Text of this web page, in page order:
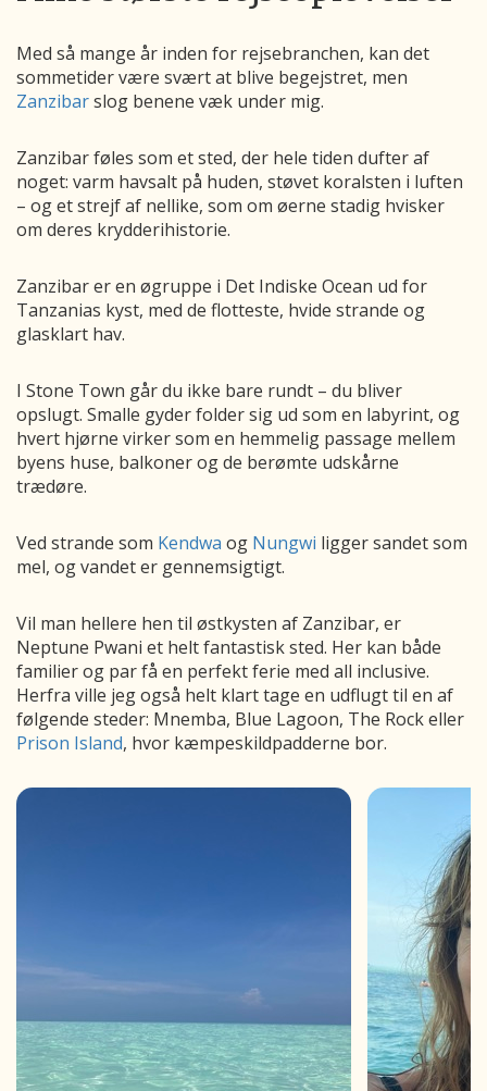
Med så mange år inden for rejsebranchen, kan det
sommetider være svært at blive begejstret, men
Zanzibarslog benene væk under mig.
Zanzibar føles som et sted, der hele tiden dufter af
noget: varm havsalt på huden, støvet koralsten i luften
– og et strejf af nellike, som om øerne stadig hvisker
om deres krydderihistorie.
Zanzibar er en øgruppe i Det Indiske Ocean ud for
Tanzanias kyst, med de flotteste, hvide strande og
glasklart hav.
I Stone Town går du ikke bare rundt – du bliver
opslugt. Smalle gyder folder sig ud som en labyrint, og
hvert hjørne virker som en hemmelig passage mellem
byens huse, balkoner og de berømte udskårne
trædøre.
Ved strande som Kendwa og Nungwi ligger sandet som
mel, og vandet er gennemsigtigt.
Vil man hellere hen til østkysten af Zanzibar, er
Neptune Pwani et helt fantastisk sted. Her kan både
familier og par få en perfekt ferie med all inclusive.
Herfra ville jeg også helt klart tage en udflugt til en af
følgende steder: Mnemba, Blue Lagoon, The Rock eller
Prison Island, hvor kæmpeskildpadderne bor.